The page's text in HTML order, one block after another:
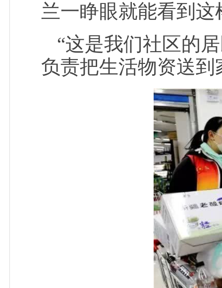
兰一睁眼就能看到这
“这是我们社区的
负责把生活物资送